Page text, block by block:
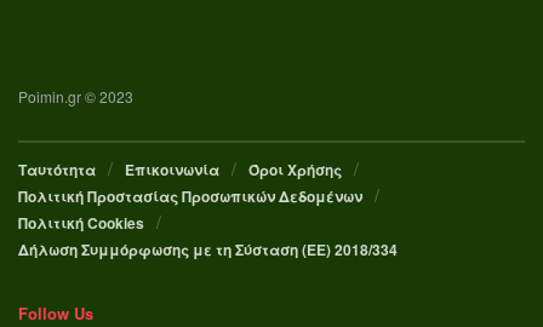
Poimin.gr © 2023
Ταυτότητα Επικοινωνία
Όροι Χρήσης
Πολιτική Προστασίας Προσωπικών Δεδομένων
Πολιτική Cookies
Δήλωση Συμμόρφωσης με τη Σύσταση (ΕΕ) 2018/334
Follow Us